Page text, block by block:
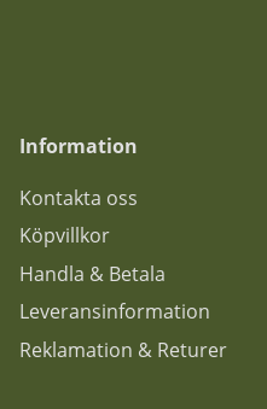
Information
Kontakta oss
Köpvillkor
Handla & Betala
Leveransinformation
Reklamation & Returer